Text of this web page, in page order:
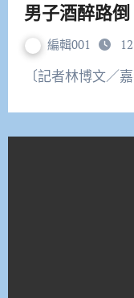
男子酒醉路
編輯001
〔記者林博文